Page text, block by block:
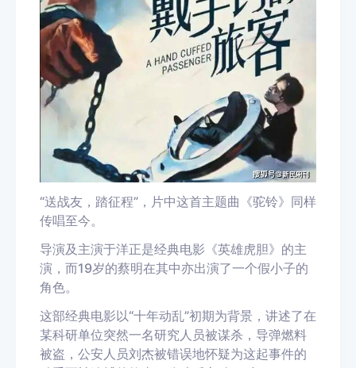
“送战友，踏征程”，片中这首主题曲《驼铃》同样
传唱至今。
导演及主演于洋正是经典电影《英雄虎胆》的主
演，而19岁的蔡明在其中亦出演了一个假小子的
角色。
这部经典电影以“十年动乱”初期为背景，讲述了在
某科研单位突然一名研究人员被谋杀，导弹燃料
被盗，公安人员刘杰被错误地怀疑为这起事件的